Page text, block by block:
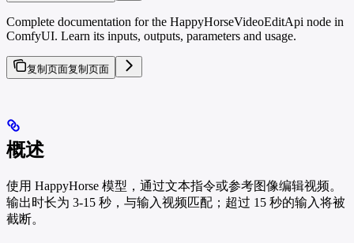
Complete documentation for the HappyHorseVideoEditApi node in
ComfyUI. Learn its inputs, outputs, parameters and usage.
复制页面复制页面
概述
使用 HappyHorse 模型，通过文本指令或参考图像编辑视频。
输出时长为 3-15 秒，与输入视频匹配；超过 15 秒的输入将被
截断。